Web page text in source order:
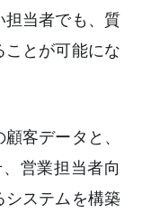
担当者でも、質
とが可能にな
客データと、
営業担当者向
ステムを構築